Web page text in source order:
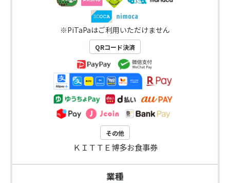
※PiTaPaはご利用いただけません
QRコード決済
その他
ＫＩＴＴＥ博多お食事券
業種